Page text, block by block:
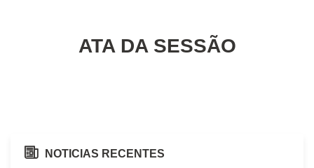
ATA DA SESSÃO
NOTICIAS RECENTES